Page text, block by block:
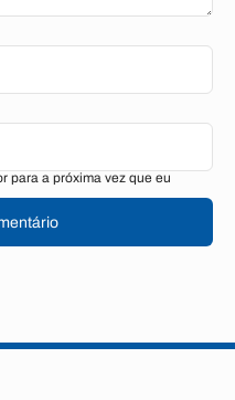
para a próxima vez que eu